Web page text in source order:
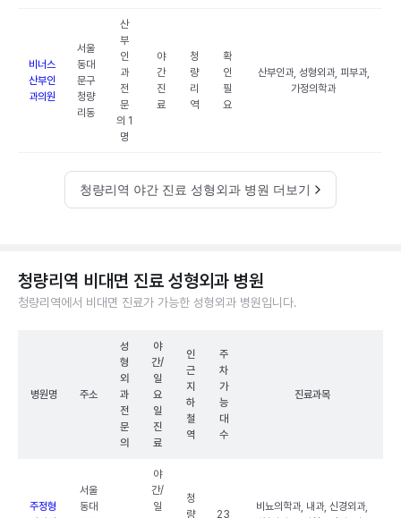
비너스
산부인
과의원
서울
동대
문구
청량
리동
산
부
인
과
전
문
의 1
명
야
간
진
료
청
량
리
역
확
인
필
요
산부인과, 성형외과, 피부과,
가정의학과
청량리역 야간 진료 성형외과 병원 더보기
청량리역 비대면 진료 성형외과 병원
청량리역에서 비대면 진료가 가능한 성형외과 병원입니다.
병원명 주소
성
형
외
과
전
문
의
야
간/
일
요
일
진
료
인
근
지
하
철
역
주
차
가
능
대
수
진료과목
주정형
서울
동대
야
간/
일
청
량
23
비뇨의학과, 내과, 신경외과,